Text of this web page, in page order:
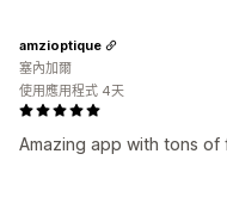
Amazing app with tons
amzioptique
塞內加爾
使用應用程式 4天